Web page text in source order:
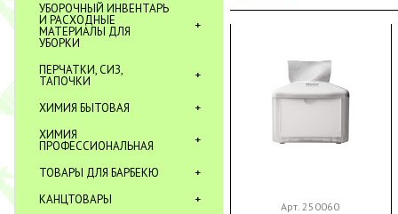
УБОРОЧНЫЙ ИНВЕНТАРЬ
И РАСХОДНЫЕ
МАТЕРИАЛЫ ДЛЯ
УБОРКИ
ПЕРЧАТКИ, СИЗ,
ТАПОЧКИ
ХИМИЯ БЫТОВАЯ
ХИМИЯ
ПРОФЕССИОНАЛЬНАЯ
ТОВАРЫ ДЛЯ БАРБЕКЮ
КАНЦТОВАРЫ
Арт. 250060